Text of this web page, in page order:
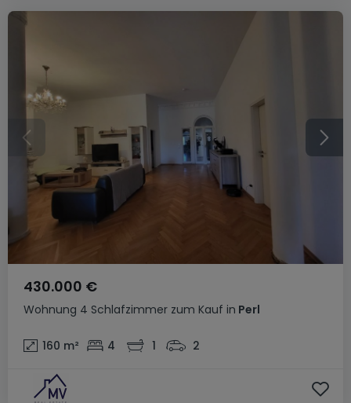
Wohnung 4 Schlafzimmer zum Kauf in Perl
430.000 €
160 m² 4 1 2